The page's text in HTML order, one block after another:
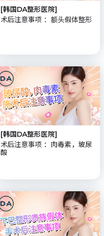
[韩国DA整形医院]
术后注意事项 ：额头假体整形
[韩国DA整形医院]
术后注意事项 ：肉毒素，玻尿
酸